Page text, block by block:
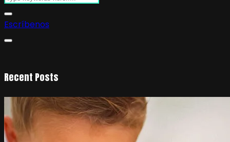
Escríbenos
Recent Posts